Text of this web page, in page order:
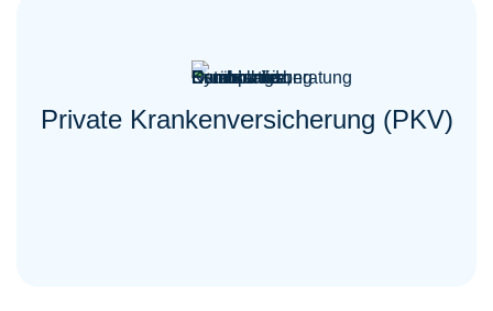
Private Krankenversicherung (PKV)